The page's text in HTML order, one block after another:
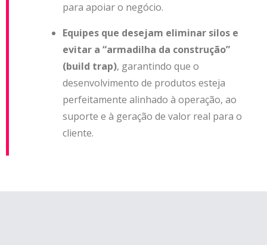
para apoiar o negócio.
Equipes que desejam eliminar silos e
evitar a “armadilha da construção”
(build trap), garantindo que o
desenvolvimento de produtos esteja
perfeitamente alinhado à operação, ao
suporte e à geração de valor real para o
cliente.